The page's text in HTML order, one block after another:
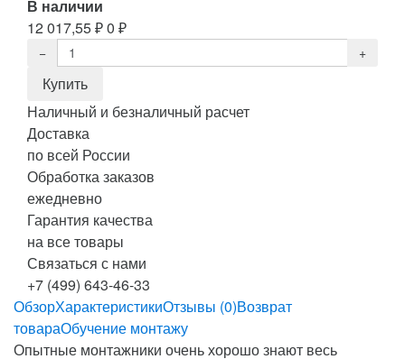
В наличии
12 017,55₽0 ₽
Наличный и безналичный расчет
Доставка
по всей России
Обработка заказов
ежедневно
Гарантия качества
на все товары
Связаться с нами
+7 (499) 643-46-33
ОбзорХарактеристикиОтзывы (0)Возврат
товараОбучение монтажу
Опытные монтажники очень хорошо знают весь